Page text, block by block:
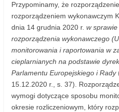
Przypominamy, że
rozporządzeniem wykonawczym
dnia 14 grudnia 2020 r. w
rozporządzenia wykonawczego
monitorowania i raportowania w
cieplarnianych na podstawie
Parlamentu Europejskiego i Rady
15.12.2020 r., s. 37).
wymogi dotyczące sposobu
okresie rozliczeniowym, który